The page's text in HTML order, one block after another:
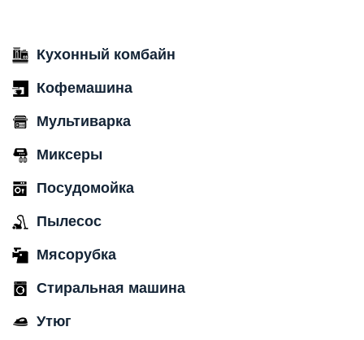
Кухонный комбайн
Кофемашина
Мультиварка
Миксеры
Посудомойка
Пылесос
Мясорубка
Стиральная машина
Утюг